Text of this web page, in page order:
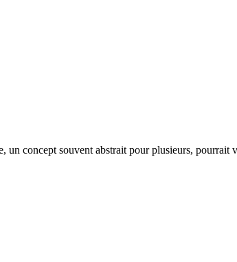
concept souvent abstrait pour plusieurs, pourrait